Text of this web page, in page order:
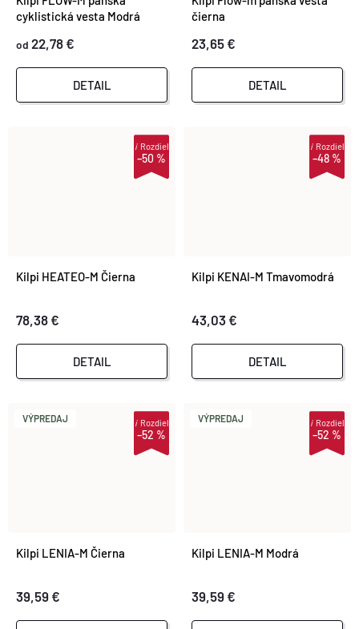
cyklistická vesta Modrá
od 22,78 €
DETAIL
čierna
23,65 €
DETAIL
–50 %
iRozdiel
Kilpi HEATEO-M Čierna
78,38 €
DETAIL
–48 %
iRozdiel
Kilpi KENAI-M Tmavomodrá
43,03 €
DETAIL
VÝPREDAJ
–52 %
iRozdiel
Kilpi LENIA-M Čierna
39,59 €
VÝPREDAJ
–52 %
iRozdiel
Kilpi LENIA-M Modrá
39,59 €